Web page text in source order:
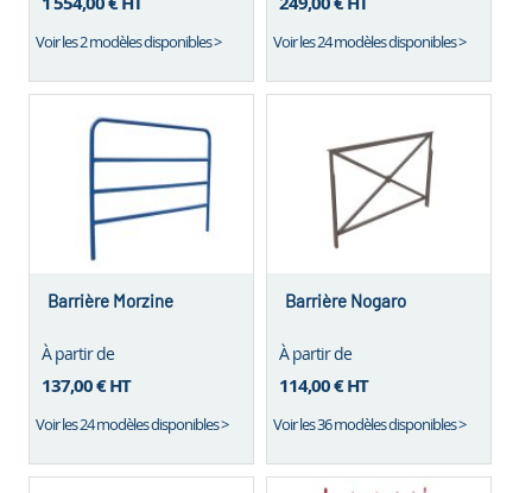
Voir les 2 modèles disponibles > Voir les 24 modèles disponibles >
Barrière Morzine
À partir de
137,00 €HT
Voir les 24 modèles disponibles >
Barrière Nogaro
À partir de
114,00 €HT
Voir les 36 modèles disponibles >